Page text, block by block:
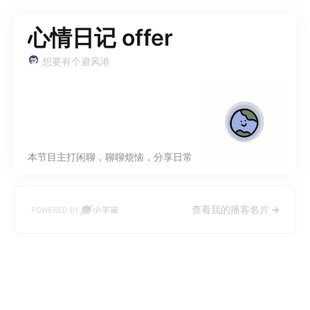
心情日记 offer
想要有个避风港
本节目主打闲聊，聊聊烦恼，分享日常
查看我的播客名片